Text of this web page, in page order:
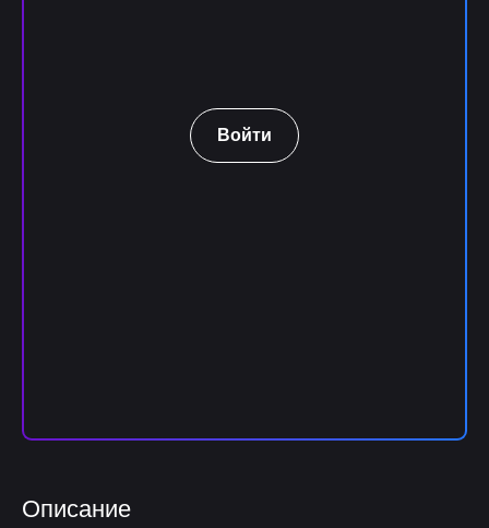
Войти
Описание